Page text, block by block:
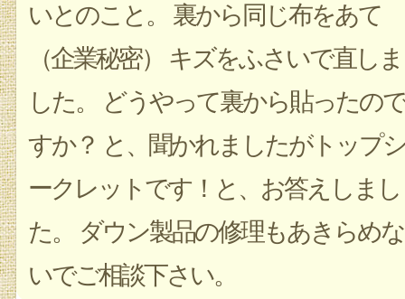
いとのこと。 裏から同じ布をあて
（企業秘密） キズをふさいで直しま
した。 どうやって裏から貼ったので
すか？ と、聞かれましたがトップシ
ークレットです！と、お答えしまし
た。 ダウン製品の修理もあきらめな
いでご相談下さい。